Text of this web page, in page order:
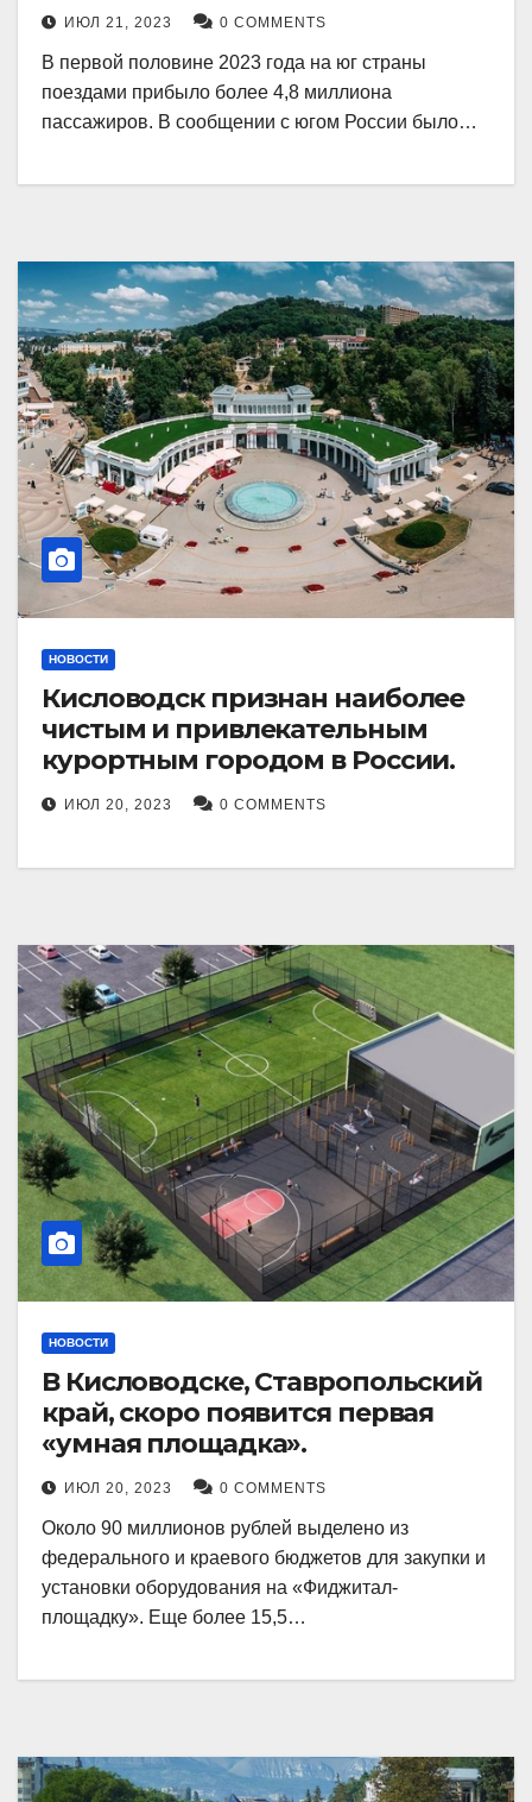
ИЮЛ 21, 2023 0 COMMENTS
В первой половине 2023 года на юг страны
поездами прибыло более 4,8 миллиона
пассажиров. В сообщении с югом России было…
НОВОСТИ
Кисловодск признан наиболее
чистым и привлекательным
курортным городом в России.
ИЮЛ 20, 2023 0 COMMENTS
НОВОСТИ
В Кисловодске, Ставропольский
край, скоро появится первая
«умная площадка».
ИЮЛ 20, 2023 0 COMMENTS
Около 90 миллионов рублей выделено из
федерального и краевого бюджетов для закупки и
установки оборудования на «Фиджитал-
площадку». Еще более 15,5…